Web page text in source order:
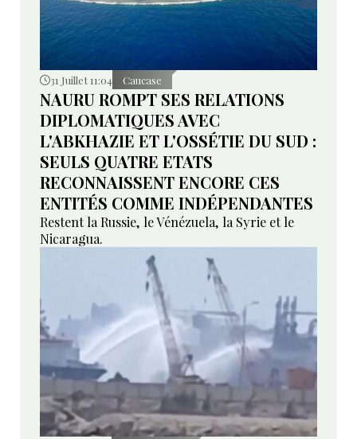
31 Juillet 11:04 Caucase
NAURU ROMPT SES RELATIONS
DIPLOMATIQUES AVEC
L'ABKHAZIE ET L'OSSÉTIE DU SUD :
SEULS QUATRE ETATS
RECONNAISSENT ENCORE CES
ENTITÉS COMME INDÉPENDANTES
Restent la Russie, le Vénézuela, la Syrie et le
Nicaragua.